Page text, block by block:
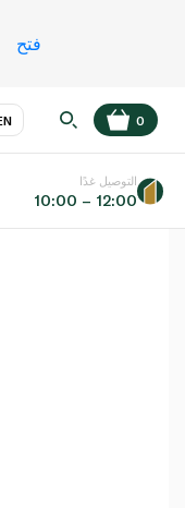
فتح
عر
0
التوصيل غدًا
10:00 – 12:00